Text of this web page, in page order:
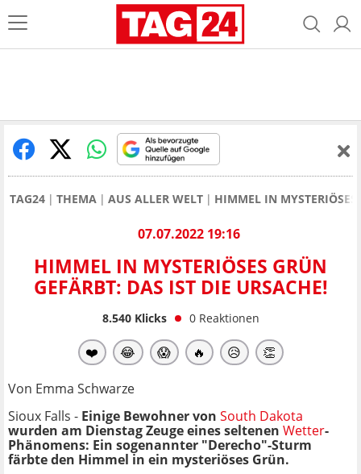
TAG24 THEMA AUS ALLER WELT HIMMEL IN MYSTERIÖSES
07.07.2022 19:16
HIMMEL IN MYSTERIÖSES GRÜN
GEFÄRBT: DAS IST DIE URSACHE!
8.540Klicks 0 Reaktionen
❤️ 😂 😱 🔥 😥 👏
Von Emma Schwarze
Sioux Falls - Einige Bewohner von South Dakota
wurden am Dienstag Zeuge eines seltenen Wetter-
Phänomens: Ein sogenannter "Derecho"-Sturm
färbte den Himmel in ein mysteriöses Grün.